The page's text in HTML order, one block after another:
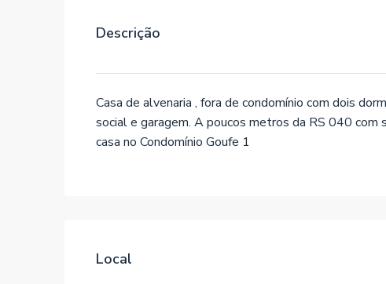
Descrição
Casa de alvenaria , fora de condomínio com dois
social e garagem. A poucos metros da RS 040
casa no Condomínio Goufe 1
Local